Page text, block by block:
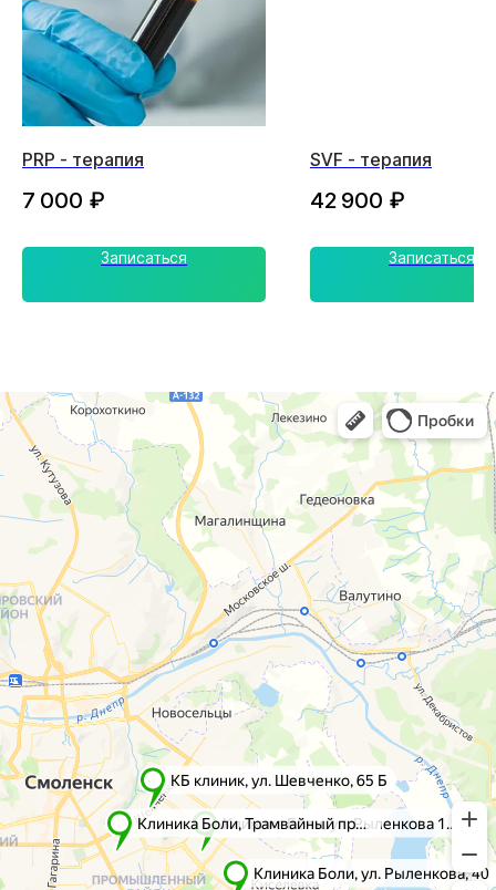
PRP - терапия
7 000 ₽
Записаться
SVF - терапия
42 900 ₽
Записаться
Почта:
info@clinica-boli.ru
Номер телефона:
+7 (4812) 25-25-00
Пн-пт 8:00 - 20:00 сб-вс 9:00 - 18:00
г. Смоленск
ул. Рыленкова, 11 Б
ул. Рыленкова, 40
пр-д Трамвайный, 6
ул. Шевченко, 65
Б
г. Ярцево
ул. Рокоссовского, 65
г. Одинцово
ул. Говорова, 85
Диагностика
МРТ
КТ
Лечение
Травматолог и ортопед
Невролог